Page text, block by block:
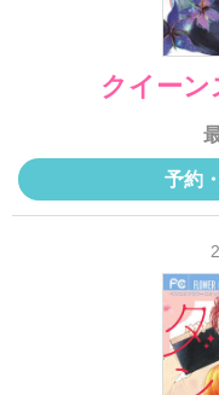
クイー
予約